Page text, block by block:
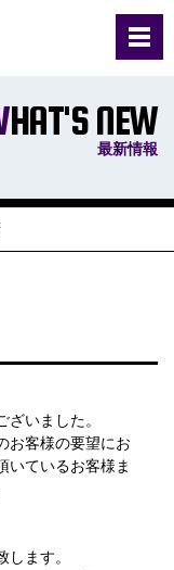
WHAT'S NEW
最新情報
いました。
お客様の要望にお
いているお客様ま
ます。